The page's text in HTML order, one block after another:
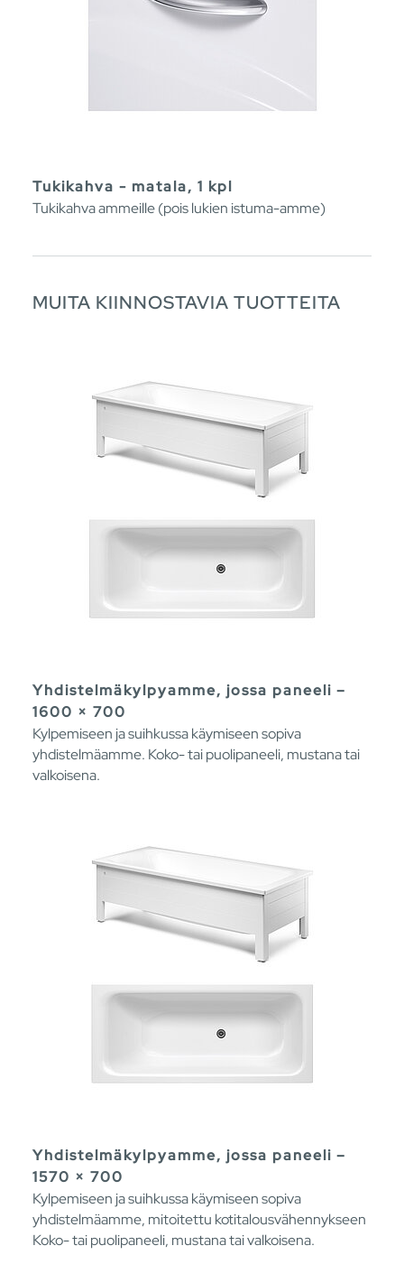
Tukikahva - matala, 1 kpl
Tukikahva ammeille (pois lukien istuma-amme)
MUITA KIINNOSTAVIA TUOTTEITA
Yhdistelmäkylpyamme, jossa paneeli –
1600 × 700
Kylpemiseen ja suihkussa käymiseen sopiva
yhdistelmäamme. Koko- tai puolipaneeli, mustana tai
valkoisena.
Yhdistelmäkylpyamme, jossa paneeli –
1570 × 700
Kylpemiseen ja suihkussa käymiseen sopiva
yhdistelmäamme, mitoitettu kotitalousvähennykseen
Koko- tai puolipaneeli, mustana tai valkoisena.